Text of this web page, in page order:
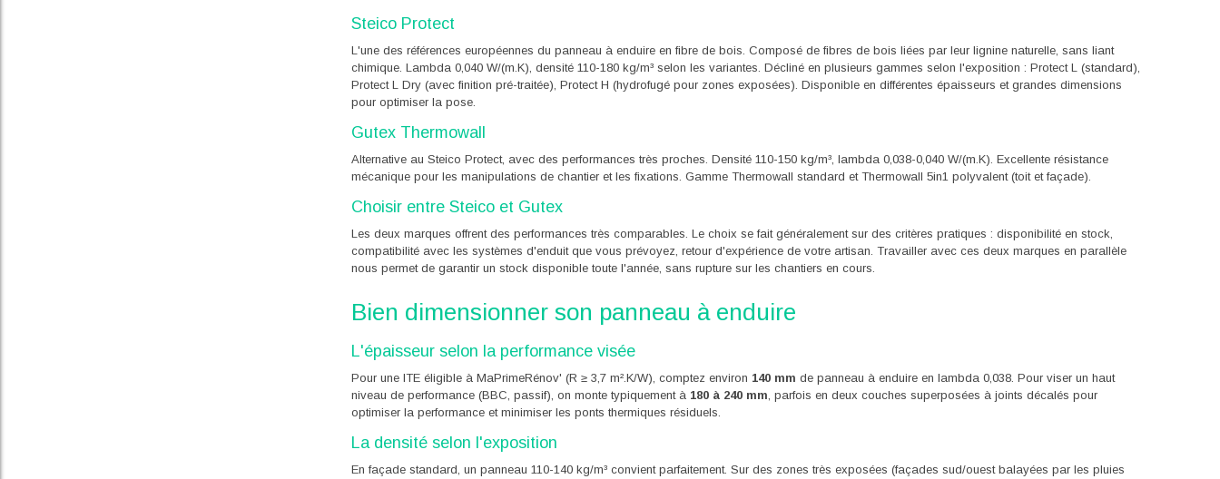
Steico Protect
L'une des références européennes du panneau à enduire en fibre de bois. Composé de fibres de bois liées par leur lignine naturelle, sans liant
chimique. Lambda 0,040 W/(m.K), densité 110-180 kg/m³ selon les variantes. Décliné en plusieurs gammes selon l'exposition : Protect L (standard),
Protect L Dry (avec finition pré-traitée), Protect H (hydrofugé pour zones exposées). Disponible en différentes épaisseurs et grandes dimensions
pour optimiser la pose.
Gutex Thermowall
Alternative au Steico Protect, avec des performances très proches. Densité 110-150 kg/m³, lambda 0,038-0,040 W/(m.K). Excellente résistance
mécanique pour les manipulations de chantier et les fixations. Gamme Thermowall standard et Thermowall 5in1 polyvalent (toit et façade).
Choisir entre Steico et Gutex
Les deux marques offrent des performances très comparables. Le choix se fait généralement sur des critères pratiques : disponibilité en stock,
compatibilité avec les systèmes d'enduit que vous prévoyez, retour d'expérience de votre artisan. Travailler avec ces deux marques en parallèle
nous permet de garantir un stock disponible toute l'année, sans rupture sur les chantiers en cours.
Bien dimensionner son panneau à enduire
L'épaisseur selon la performance visée
Pour une ITE éligible à MaPrimeRénov' (R ≥ 3,7 m².K/W), comptez environ 140 mm de panneau à enduire en lambda 0,038. Pour viser un haut
niveau de performance (BBC, passif), on monte typiquement à 180 à 240 mm, parfois en deux couches superposées à joints décalés pour
optimiser la performance et minimiser les ponts thermiques résiduels.
La densité selon l'exposition
En façade standard, un panneau 110-140 kg/m³ convient parfaitement. Sur des zones très exposées (façades sud/ouest balayées par les pluies